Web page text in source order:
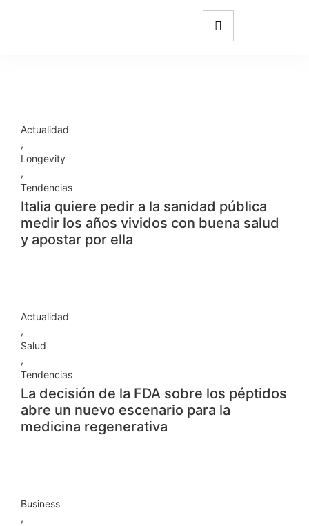
Actualidad
,
Longevity
,
Tendencias
Italia quiere pedir a la sanidad pública
medir los años vividos con buena salud
y apostar por ella
Actualidad
,
Salud
,
Tendencias
La decisión de la FDA sobre los péptidos
abre un nuevo escenario para la
medicina regenerativa
Business
,